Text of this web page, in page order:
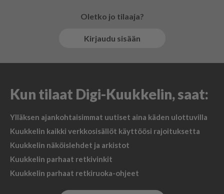
Oletko jo tilaaja?
Kirjaudu sisään
Kun tilaat Digi-Kuukkelin, saat:
Ylläksen ajankohtaisimmat uutiset aina käden ulottuvilla
Kuukkelin kaikki verkkosisällöt käyttöösi rajoituksetta
Kuukkelin näköislehdet ja arkistot
Kuukkelin parhaat retkivinkit
Kuukkelin parhaat retkiruoka-ohjeet